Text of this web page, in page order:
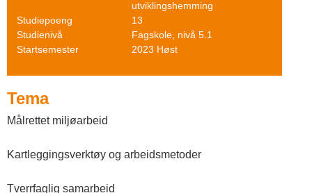
e
n
n
n
l
utviklingshemming
Studiepoeng
13
Studienivå
Fagskole, nivå 5.1
Startsemester
2023 Høst
Tema
Målrettet miljøarbeid
Kartleggingsverktøy og arbeidsmetoder
Tverrfaglig samarbeid